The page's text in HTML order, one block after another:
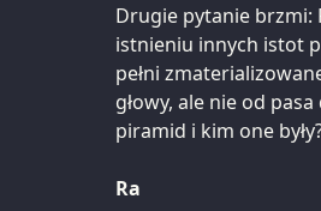
Drugie pytanie brzmi:
istnieniu innych istot
pełni
głowy, ale nie od
piramid i kim one
Ra